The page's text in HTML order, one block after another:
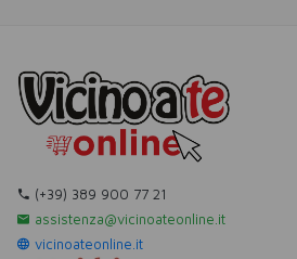
(+39) 389 900 77 21
assistenza@vicinoateonline.it
vicinoateonline.it